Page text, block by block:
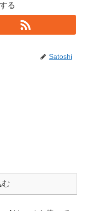
る
Satoshi
む